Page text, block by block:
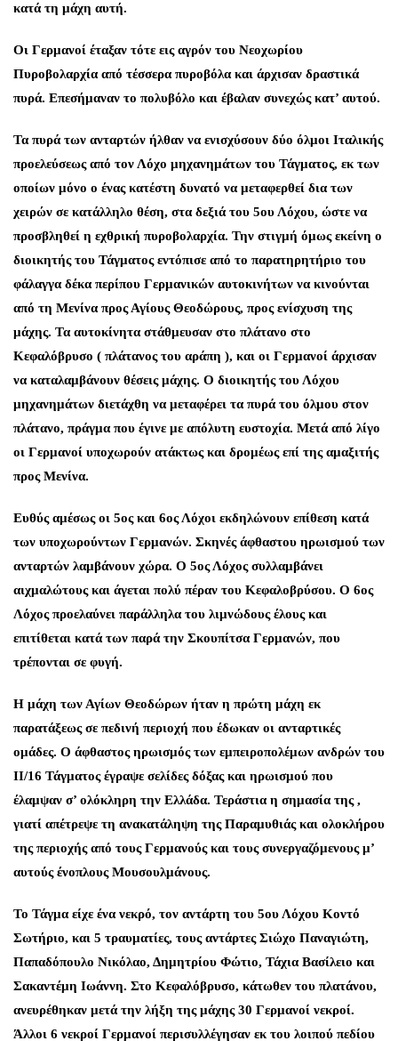
κατά τη μάχη αυτή.
Οι Γερμανοί έταξαν τότε εις αγρόν του Νεοχωρίου
Πυροβολαρχία από τέσσερα πυροβόλα και άρχισαν δραστικά
πυρά. Επεσήμαναν το πολυβόλο και έβαλαν συνεχώς κατ’ αυτού.
Τα πυρά των ανταρτών ήλθαν να ενισχύσουν δύο όλμοι Ιταλικής
προελεύσεως από τον Λόχο μηχανημάτων του Τάγματος, εκ των
οποίων μόνο ο ένας κατέστη δυνατό να μεταφερθεί δια των
χειρών σε κατάλληλο θέση, στα δεξιά του 5ου Λόχου, ώστε να
προσβληθεί η εχθρική πυροβολαρχία. Την στιγμή όμως εκείνη ο
διοικητής του Τάγματος εντόπισε από το παρατηρητήριο του
φάλαγγα δέκα περίπου Γερμανικών αυτοκινήτων να κινούνται
από τη Μενίνα προς Αγίους Θεοδώρους, προς ενίσχυση της
μάχης. Τα αυτοκίνητα στάθμευσαν στο πλάτανο στο
Κεφαλόβρυσο ( πλάτανος του αράπη ), και οι Γερμανοί άρχισαν
να καταλαμβάνουν θέσεις μάχης. Ο διοικητής του Λόχου
μηχανημάτων διετάχθη να μεταφέρει τα πυρά του όλμου στον
πλάτανο, πράγμα που έγινε με απόλυτη ευστοχία. Μετά από λίγο
οι Γερμανοί υποχωρούν ατάκτως και δρομέως επί της αμαξιτής
προς Μενίνα.
Ευθύς αμέσως οι 5ος και 6ος Λόχοι εκδηλώνουν επίθεση κατά
των υποχωρούντων Γερμανών. Σκηνές άφθαστου ηρωισμού των
ανταρτών λαμβάνουν χώρα. Ο 5ος Λόχος συλλαμβάνει
αιχμαλώτους και άγεται πολύ πέραν του Κεφαλοβρύσου. Ο 6ος
Λόχος προελαύνει παράλληλα του λιμνώδους έλους και
επιτίθεται κατά των παρά την Σκουπίτσα Γερμανών, που
τρέπονται σε φυγή.
Η μάχη των Αγίων Θεοδώρων ήταν η πρώτη μάχη εκ
παρατάξεως σε πεδινή περιοχή που έδωκαν οι ανταρτικές
ομάδες. Ο άφθαστος ηρωισμός των εμπειροπολέμων ανδρών του
ΙΙ/16 Τάγματος έγραψε σελίδες δόξας και ηρωισμού που
έλαμψαν σ’ ολόκληρη την Ελλάδα. Τεράστια η σημασία της ,
γιατί απέτρεψε τη ανακατάληψη της Παραμυθιάς και ολοκλήρου
της περιοχής από τους Γερμανούς και τους συνεργαζόμενους μ’
αυτούς ένοπλους Μουσουλμάνους.
Το Τάγμα είχε ένα νεκρό, τον αντάρτη του 5ου Λόχου Κοντό
Σωτήριο, και 5 τραυματίες, τους αντάρτες Σιώχο Παναγιώτη,
Παπαδόπουλο Νικόλαο, Δημητρίου Φώτιο, Τάχια Βασίλειο και
Σακαντέμη Ιωάννη. Στο Κεφαλόβρυσο, κάτωθεν του πλατάνου,
ανευρέθηκαν μετά την λήξη της μάχης 30 Γερμανοί νεκροί.
Άλλοι 6 νεκροί Γερμανοί περισυλλέγησαν εκ του λοιπού πεδίου